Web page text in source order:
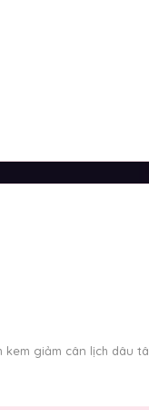
kem giảm cân lịch dâu